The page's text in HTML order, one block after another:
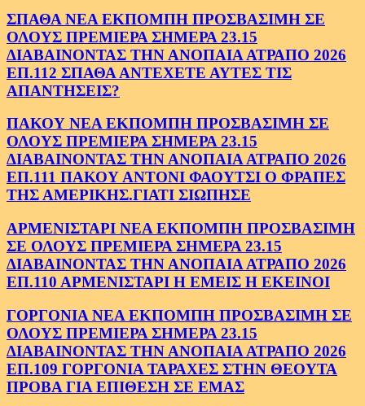
ΣΠΑΘΑ ΝΕΑ ΕΚΠΟΜΠΗ ΠΡΟΣΒΑΣΙΜΗ ΣΕ
ΟΛΟΥΣ ΠΡΕΜΙΕΡΑ ΣΗΜΕΡΑ 23.15
ΔΙΑΒΑΙΝΟΝΤΑΣ ΤΗΝ ΑΝΟΠΑΙΑ ΑΤΡΑΠΟ 2026
ΕΠ.112 ΣΠΑΘΑ ΑΝΤΕΧΕΤΕ ΑΥΤΕΣ ΤΙΣ
ΑΠΑΝΤΗΣΕΙΣ?
ΠΑΚΟΥ ΝΕΑ ΕΚΠΟΜΠΗ ΠΡΟΣΒΑΣΙΜΗ ΣΕ
ΟΛΟΥΣ ΠΡΕΜΙΕΡΑ ΣΗΜΕΡΑ 23.15
ΔΙΑΒΑΙΝΟΝΤΑΣ ΤΗΝ ΑΝΟΠΑΙΑ ΑΤΡΑΠΟ 2026
ΕΠ.111 ΠΑΚΟΥ ΑΝΤΟΝΙ ΦΑΟΥΤΣΙ Ο ΦΡΑΠΕΣ
ΤΗΣ ΑΜΕΡΙΚΗΣ.ΓΙΑΤΙ ΣΙΩΠΗΣΕ
ΑΡΜΕΝΙΣΤΑΡΙ ΝΕΑ ΕΚΠΟΜΠΗ ΠΡΟΣΒΑΣΙΜΗ
ΣΕ ΟΛΟΥΣ ΠΡΕΜΙΕΡΑ ΣΗΜΕΡΑ 23.15
ΔΙΑΒΑΙΝΟΝΤΑΣ ΤΗΝ ΑΝΟΠΑΙΑ ΑΤΡΑΠΟ 2026
ΕΠ.110 ΑΡΜΕΝΙΣΤΑΡΙ Η ΕΜΕΙΣ Η ΕΚΕΙΝΟΙ
ΓΟΡΓΟΝΙΑ ΝΕΑ ΕΚΠΟΜΠΗ ΠΡΟΣΒΑΣΙΜΗ ΣΕ
ΟΛΟΥΣ ΠΡΕΜΙΕΡΑ ΣΗΜΕΡΑ 23.15
ΔΙΑΒΑΙΝΟΝΤΑΣ ΤΗΝ ΑΝΟΠΑΙΑ ΑΤΡΑΠΟ 2026
ΕΠ.109 ΓΟΡΓΟΝΙΑ ΤΑΡΑΧΕΣ ΣΤΗΝ ΘΕΟΥΤΑ
ΠΡΟΒΑ ΓΙΑ ΕΠΙΘΕΣΗ ΣΕ ΕΜΑΣ